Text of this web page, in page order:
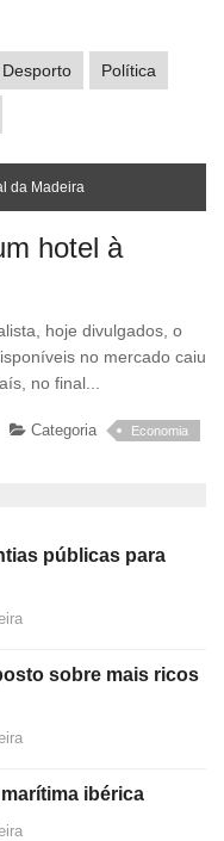
Desporto Política
da Madeira
hotel à
no mercado caiu
no final...
Categoria Economia
públicas para
sobre mais ricos
ibérica